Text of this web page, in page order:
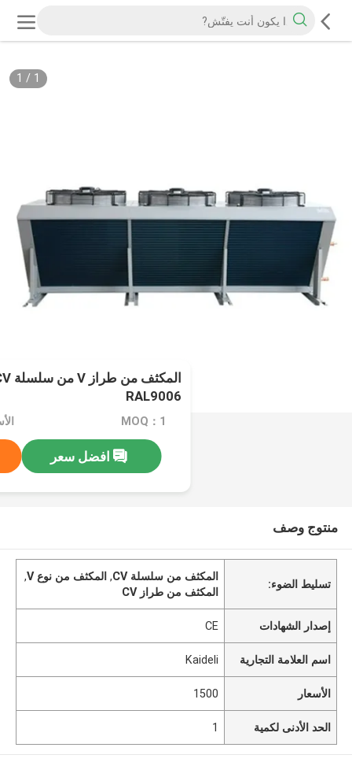
1
/
1
RAL9006
MOQ：1
افضل سعر
منتوج وصف
تسليط الضوء:
المكثف من سلسلة CV ,المكثف من نوع V
,
المكثف من طراز CV
إصدار الشهادات CE
اسم العلامة التجارية Kaideli
الأسعار 1500
الحد الأدنى لكمية 1